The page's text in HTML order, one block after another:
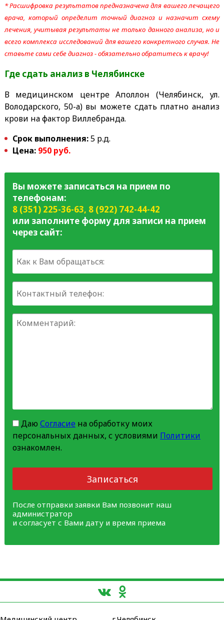
* Расшифровка результатов предназначена для вашего лечащего
врача, который определит точный диагноз и назначит схему
лечения, учитывая результаты не только данного анализа, но и
всего комплекса исследований для вашего конкретного случая. Не
ставьте сами себе диагноз - обязательно обратитесь к врачу!
Где сдать анализ в Челябинске
В медицинском центре Аполлон (Челябинск, ул.
Володарского, 50-а) вы можете сдать платно анализ
крови на фактор Виллебранда.
Срок выполнения:5 р.д.
Цена: 950 руб.
Вы можете записаться на прием по
телефонам:
8 (351) 225-36-63, 8 (922) 742-44-42
или заполните форму для записи на прием
через сайт:
Даю Согласиена обработку моих
персональных данных, с условиями Политики
ознакомлен.
Записаться
После отправки заявки Вам позвонит наш
администратор
и согласует с Вами дату и время приема